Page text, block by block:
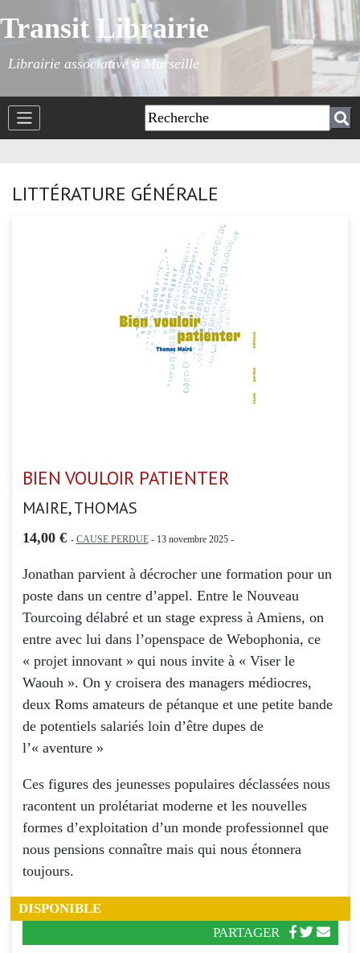
Transit Librairie
Librairie associative à Marseille
LITTÉRATURE GÉNÉRALE
BIEN VOULOIR PATIENTER
MAIRE, THOMAS
14,00 € - CAUSE PERDUE- 13 novembre 2025 -
Jonathan parvient à décrocher une formation pour un
poste dans un centre d’appel. Entre le Nouveau
Tourcoing délabré et un stage express à Amiens, on
entre avec lui dans l’openspace de Webophonia, ce
« projet innovant » qui nous invite à « Viser le
Waouh ». On y croisera des managers médiocres,
deux Roms amateurs de pétanque et une petite bande
de potentiels salariés loin d’être dupes de
l’« aventure »
Ces figures des jeunesses populaires déclassées nous
racontent un prolétariat moderne et les nouvelles
formes d’exploitation d’un monde professionnel que
nous pensions connaître mais qui nous étonnera
toujours.
DISPONIBLE
PARTAGER